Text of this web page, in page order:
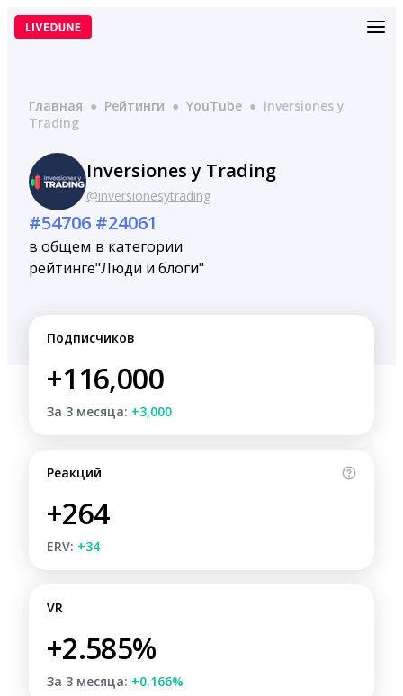
Перейти
Главная ● Рейтинги ● YouTube ● Inversiones y
Trading
Inversiones y Trading
@inversionesytrading
#54706
в общем
рейтинге
#24061
в категории
"Люди и блоги"
Подписчиков
+116,000
За 3 месяца: +3,000
Реакций
+264
ERV: +34
VR
+2.585%
За 3 месяца: +0.166%